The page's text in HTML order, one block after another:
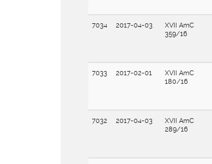
7034 2017-04-03
XVII AmC
359/16
7033 2017-02-01
XVII AmC
180/16
7032 2017-04-03
XVII AmC
289/16